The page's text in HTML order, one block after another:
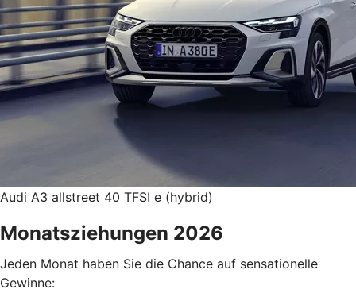
Audi A3 allstreet 40 TFSI e (hybrid)
Monatsziehungen 2026
Jeden Monat haben Sie die Chance auf sensationelle
Gewinne: